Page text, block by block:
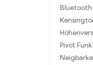
Bluetooth
Pivot